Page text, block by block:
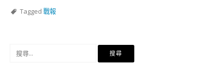
Tagged 戰報